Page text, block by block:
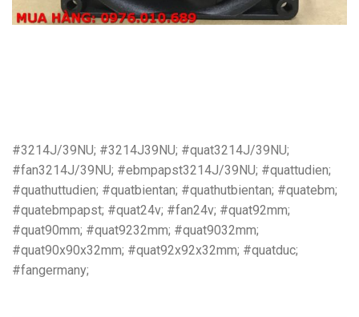
#3214J/39NU; #3214J39NU; #quat3214J/39NU;
#fan3214J/39NU; #ebmpapst3214J/39NU; #quattudien;
#quathuttudien; #quatbientan; #quathutbientan; #quatebm;
#quatebmpapst; #quat24v; #fan24v; #quat92mm;
#quat90mm; #quat9232mm; #quat9032mm;
#quat90x90x32mm; #quat92x92x32mm; #quatduc;
#fangermany;